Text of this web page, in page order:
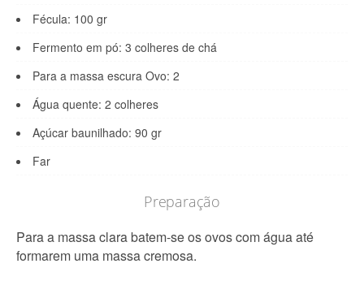
Fécula: 100 gr
Fermento em pó: 3 colheres de chá
Para a massa escura Ovo: 2
Água quente: 2 colheres
Açúcar baunilhado: 90 gr
Far
Preparação
Para a massa clara batem-se os ovos com água até
formarem uma massa cremosa.